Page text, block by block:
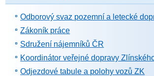
Odborový svaz pozemní a letecké
Zákoník práce
Sdružení nájemníků ČR
Koordinátor veřejné dopravy
Odjezdové tabule a polohy vozů ZK